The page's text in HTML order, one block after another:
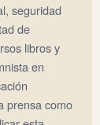
seguridad
de
libros y
en
prensa como